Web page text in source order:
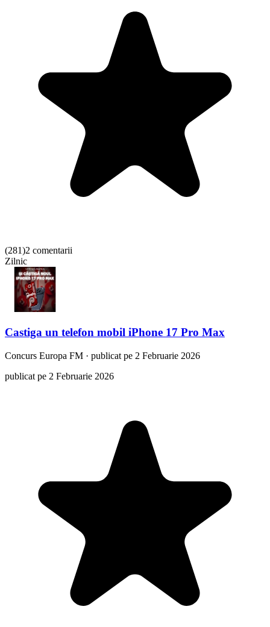
(281)2 comentarii
Zilnic
Castiga un telefon mobil iPhone 17 Pro Max
Concurs Europa FM · publicat pe 2 Februarie 2026
publicat pe 2 Februarie 2026